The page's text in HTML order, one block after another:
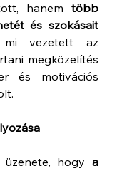
hanem több
és szokásait
vezetett az
megközelítés
és motivációs
hogy a